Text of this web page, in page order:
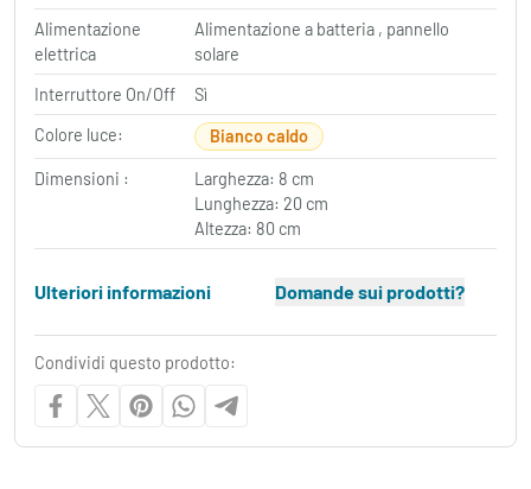
Alimentazione
elettrica
Alimentazione a batteria , pannello
solare
Interruttore On/Off
Sì
Colore luce:
Bianco caldo
Dimensioni :
Larghezza: 8 cm
Lunghezza: 20 cm
Altezza: 80 cm
Ulteriori informazioni Domande sui prodotti?
Condividi questo prodotto: